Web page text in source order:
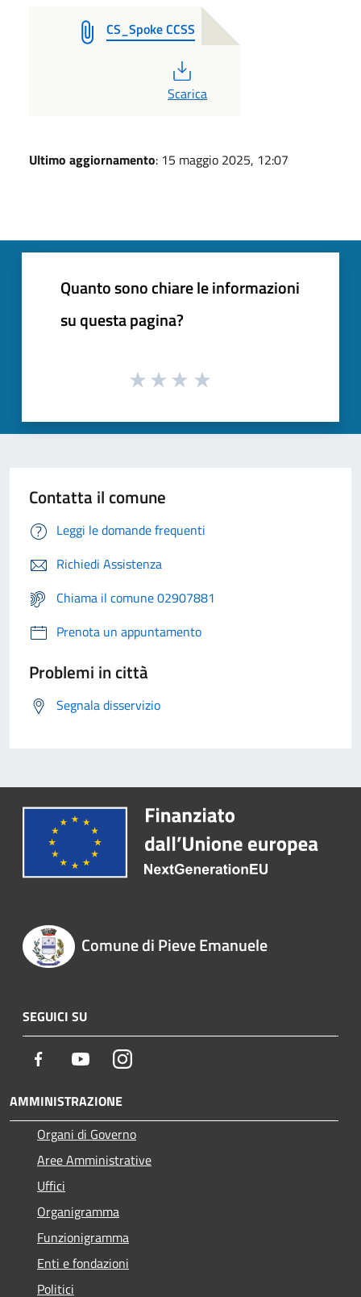
CS_Spoke CCSS
PDF
Scarica
Ultimo aggiornamento: 15 maggio 2025, 12:07
Quanto sono chiare le informazioni
su questa pagina?
Contatta il comune
Leggi le domande frequenti
Richiedi Assistenza
Chiama il comune 02907881
Prenota un appuntamento
Problemi in città
Segnala disservizio
Comune di Pieve Emanuele
SEGUICI SU
Facebook YoutubeInstagram
AMMINISTRAZIONE
Organi di Governo
Aree Amministrative
Uffici
Organigramma
Funzionigramma
Enti e fondazioni
Politici